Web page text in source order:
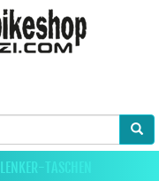
LENKER-TASCHEN